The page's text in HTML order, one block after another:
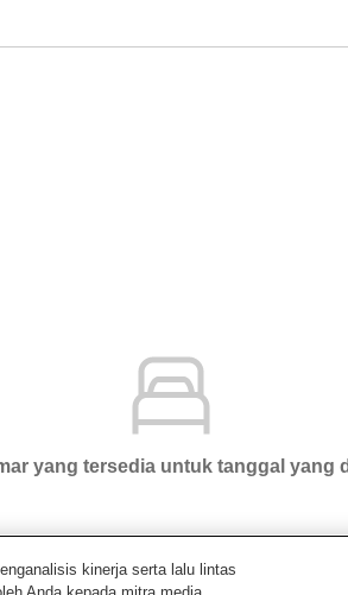
yang tersedia untuk tanggal yang
kinerja serta lalu lintas